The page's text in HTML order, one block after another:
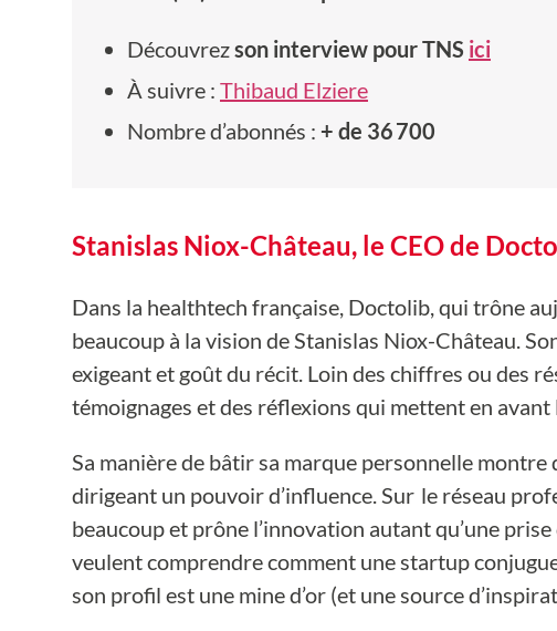
Découvrezson interview pour TNS ici
À suivre : Thibaud Elziere
Nombre d’abonnés : + de 36 700
Stanislas Niox-Château, le CEO de
Dans la healthtech française, Doctolib, qui trône
beaucoup à la vision de Stanislas Niox-Château.
exigeant et goût du récit. Loin des chiffres ou des
témoignages et des réflexions qui mettent en
Sa manière de bâtir sa marque personnelle
dirigeant un pouvoir d’influence. Sur le réseau
beaucoup et prône l’innovation autant qu’une
veulent comprendre comment une startup
son profil est une mine d’or (et une source